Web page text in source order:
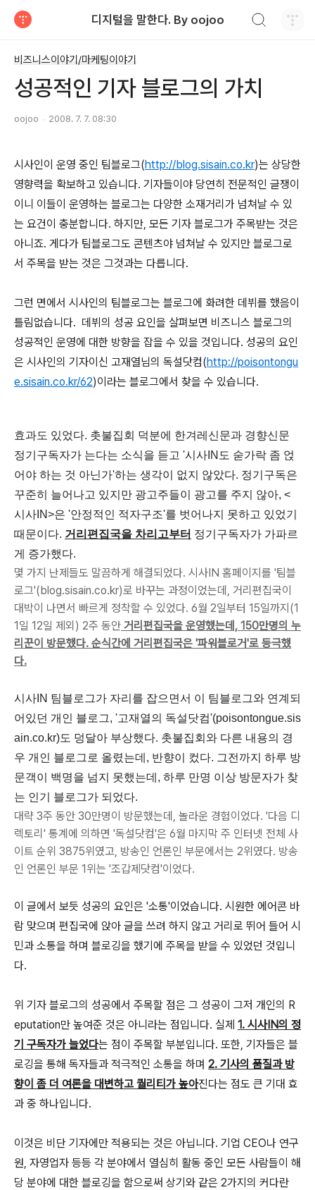
디지털을 말한다. By oojoo
비즈니스이야기/마케팅이야기
성공적인 기자 블로그의 가치
oojoo 2008. 7. 7. 08:30
시사인이 운영 중인 팀블로그(http://blog.sisain.co.kr)는 상당한
영향력을 확보하고 있습니다. 기자들이야 당연히 전문적인 글쟁이
이니 이들이 운영하는 블로그는 다양한 소재거리가 넘쳐날 수 있
는 요건이 충분합니다. 하지만, 모든 기자 블로그가 주목받는 것은
아니죠. 게다가 팀블로그도 콘텐츠야 넘쳐날 수 있지만 블로그로
서 주목을 받는 것은 그것과는 다릅니다.
그런 면에서 시사인의 팀블로그는 블로그에 화려한 데뷔를 했음이
틀림없습니다. 데뷔의 성공 요인을 살펴보면 비즈니스 블로그의
성공적인 운영에 대한 방향을 잡을 수 있을 것입니다. 성공의 요인
은 시사인의 기자이신 고재열님의 독설닷컴(http://poisontongu
e.sisain.co.kr/62)이라는 블로그에서 찾을 수 있습니다.
효과도 있었다. 촛불집회 덕분에 한겨레신문과 경향신문
정기구독자가 는다는 소식을 듣고 '시사IN도 숟가락 좀 얹
어야 하는 것 아닌가'하는 생각이 없지 않았다. 정기구독은
꾸준히 늘어나고 있지만 광고주들이 광고를 주지 않아, <
시사IN>은 '안정적인 적자구조'를 벗어나지 못하고 있었기
때문이다. 거리편집국을 차리고부터 정기구독자가 가파르
게 증가했다.
몇 가지 난제들도 말끔하게 해결되었다. 시사IN 홈페이지를 '팀블
로그'(blog.sisain.co.kr)로 바꾸는 과정이었는데, 거리편집국이
대박이 나면서 빠르게 정착할 수 있었다. 6월 2일부터 15일까지(1
1일 12일 제외) 2주 동안 거리편집국을 운영했는데, 150만명의 누
리꾼이 방문했다. 순식간에 거리편집국은 '파워블로거'로 등극했
다.
시사IN 팀블로그가 자리를 잡으면서 이 팀블로그와 연계되
어있던 개인 블로그, '고재열의 독설닷컴'(poisontongue.sis
ain.co.kr)도 덩달아 부상했다. 촛불집회와 다른 내용의 경
우 개인 블로그로 올렸는데, 반향이 컸다. 그전까지 하루 방
문객이 백명을 넘지 못했는데, 하루 만명 이상 방문자가 찾
는 인기 블로그가 되었다.
대략 3주 동안 30만명이 방문했는데, 놀라운 경험이었다. '다음 디
렉토리' 통계에 의하면 '독설닷컴'은 6월 마지막 주 인터넷 전체 사
이트 순위 3875위였고, 방송인 언론인 부문에서는 2위였다. 방송
인 언론인 부문 1위는 '조갑제닷컴'이었다.
이 글에서 보듯 성공의 요인은 '소통'이었습니다. 시원한 에어콘 바
람 맞으며 편집국에 앉아 글을 쓰려 하지 않고 거리로 뛰어 들어 시
민과 소통을 하며 블로깅을 했기에 주목을 받을 수 있었던 것입니
다.
위 기자 블로그의 성공에서 주목할 점은 그 성공이 그저 개인의 R
eputation만 높여준 것은 아니라는 점입니다. 실제 1. 시사IN의 정
기 구독자가 늘었다는 점이 주목할 부분입니다. 또한, 기자들은 블
로깅을 통해 독자들과 적극적인 소통을 하며 2. 기사의 품질과 방
향이 좀 더 여론을 대변하고 퀄리티가 높아진다는 점도 큰 기대 효
과 중 하나입니다.
이것은 비단 기자에만 적용되는 것은 아닙니다. 기업 CEO나 연구
원, 자영업자 등등 각 분야에서 열심히 활동 중인 모든 사람들이 해
당 분야에 대한 블로깅을 함으로써 상기와 같은 2가지의 커다란